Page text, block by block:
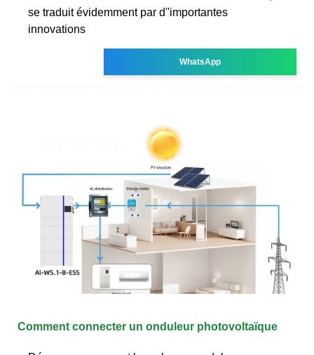
se traduit évidemment par d''importantes
innovations
WhatsApp
Comment connecter un onduleur photovoltaïque